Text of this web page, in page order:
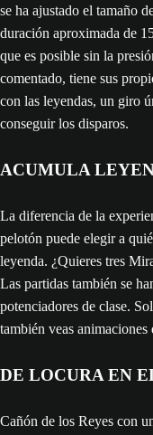
se ha ajustado el tamaño
duración aproximada de
que es posible sin la
comentado, tiene sus
con las leyendas, un giro
conseguir los disparos.
ACUMULA
La diferencia de la
pelotón puede elegir a
leyenda. ¿Quieres tres
Las partidas también se
potenciadores de clase.
también veas animaciones
DE LOCURA EN
Cañón de los Reyes con